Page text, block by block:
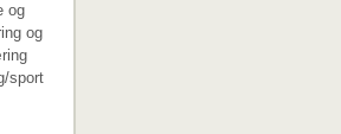
og
og
sport